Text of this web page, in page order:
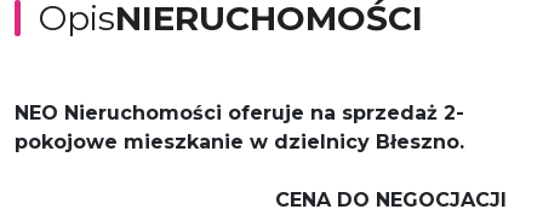
OpisNIERUCHOMOŚCI
NEO Nieruchomości oferuje na sprzedaż 2-
pokojowe mieszkanie w dzielnicy Błeszno.
CENA DO NEGOCJACJI